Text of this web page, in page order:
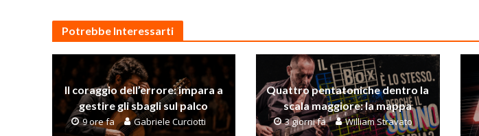
Potrebbe Interessarti
Il coraggio dell’errore: impara a
gestire gli sbagli sul palco
9 ore fa Gabriele Curciotti
Quattro pentatoniche dentro la
scala maggiore: la mappa
3 giorni fa William Stravato